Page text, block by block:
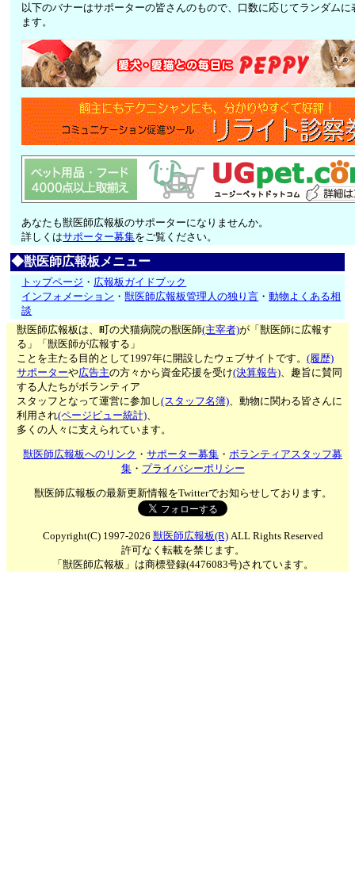
以下のバナーはサポーターの皆さんのもので、口数に応じてランダムに
ます。
あなたも獣医師広報板のサポーターになりませんか。
詳しくはサポーター募集をご覧ください。
◆獣医師広報板メニュー
トップページ ・ 広報板ガイドブック
インフォメーション ・獣医師広報板管理人の独り言 ・動物よくある相
談
獣医師広報板は、町の犬猫病院の獣医師(主宰者)が「獣医師に広報す
る」「獣医師が広報する」
ことを主たる目的として1997年に開設したウェブサイトです。(履歴)
サポーターや広告主の方々から資金応援を受け(決算報告)、趣旨に賛同
する人たちがボランティア
スタッフとなって運営に参加し(スタッフ名簿)、動物に関わる皆さんに
利用され(ページビュー統計)、
多くの人々に支えられています。
獣医師広報板へのリンク ・サポーター募集 ・ボランティアスタッフ募
集・ プライバシーポリシー
獣医師広報板の最新更新情報をTwitterでお知らせしております。
Copyright(C) 1997-2026 獣医師広報板(R)ALL Rights Reserved
許可なく転載を禁じます。
「獣医師広報板」は商標登録(4476083号)されています。